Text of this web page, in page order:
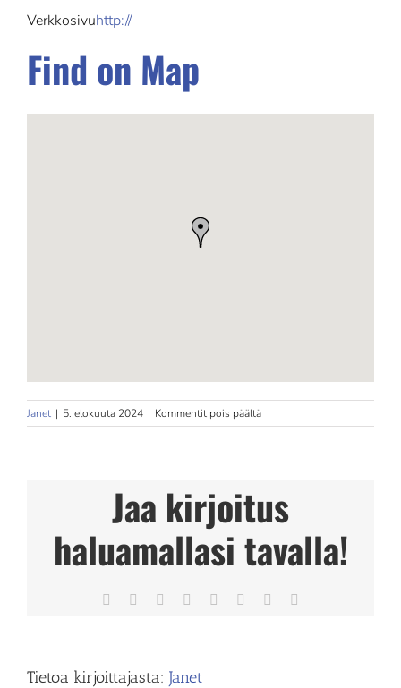
Verkkosivuhttp://
Find on Map
Janet | 5. elokuuta 2024 | Kommentit pois päältäartikkelissa
Balance
Jaa kirjoitus
haluamallasi tavalla!
Facebook Reddit LinkedIn
TumblrPinterest
Tietoa kirjoittajasta: Janet